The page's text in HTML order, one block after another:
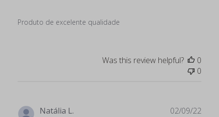
Produto de excelente qualidade
Was this review helpful?
0
0
Natália L. 02/09/22